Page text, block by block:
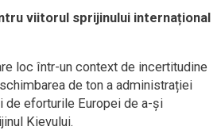
viitorul sprijinului internațional
loc într-un context de incertitudine
de ton a administrației
de eforturile Europei de a-și
Kievului.